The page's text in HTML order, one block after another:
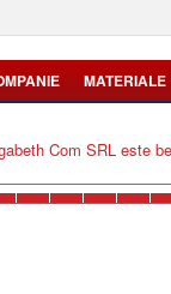
MATERIALE
Com SRL este